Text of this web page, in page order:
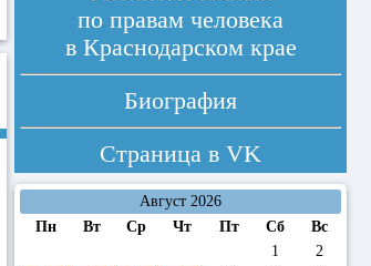
по правам человека
в Краснодарском крае
Биография
Страница в VK
Август 2026
Пн
Вт Ср Чт Пт Сб
Вс
1
2